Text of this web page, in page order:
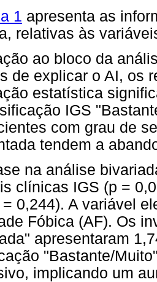
1 apresenta as
relativas às
ao bloco da
de explicar o AI, os
estatística
IGS
com grau de
tendem a
na análise
clínicas IGS (p =
= 0,244). A variável
Fóbica (AF). Os
apresentaram
"Bastante/
implicando um